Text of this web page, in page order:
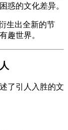
的文化差异。
生出全新的节
趣世界。
了引人入胜的文